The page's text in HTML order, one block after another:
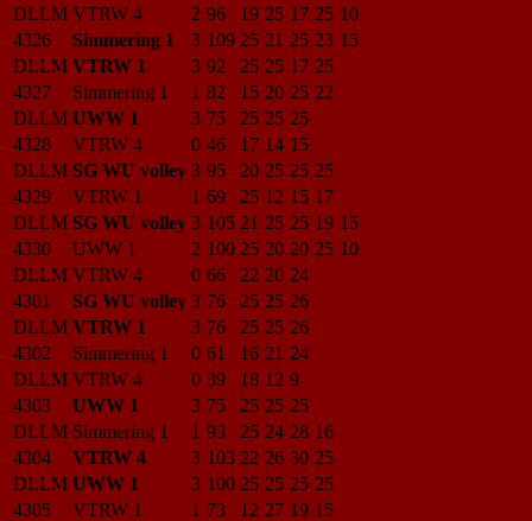
DLLM VTRW 4 2 96 19 25 17 25 10
4326
Simmering 1 3 109 25 21 25 23 15
DLLM VTRW 1 3 92 25 25 17 25
4327
Simmering 1 1 82 15 20 25 22
DLLM UWW 1 3 75 25 25 25
4328
VTRW 4 0 46 17 14 15
DLLM SG WU volley 3 95 20 25 25 25
4329
VTRW 1 1 69 25 12 15 17
DLLM SG WU volley 3 105 21 25 25 19 15
4330
UWW 1 2 100 25 20 20 25 10
DLLM VTRW 4 0 66 22 20 24
4301
SG WU volley 3 76 25 25 26
DLLM VTRW 1 3 76 25 25 26
4302
Simmering 1 0 61 16 21 24
DLLM VTRW 4 0 39 18 12 9
4303
UWW 1 3 75 25 25 25
DLLM Simmering 1 1 93 25 24 28 16
4304
VTRW 4 3 103 22 26 30 25
DLLM UWW 1 3 100 25 25 25 25
4305
VTRW 1 1 73 12 27 19 15